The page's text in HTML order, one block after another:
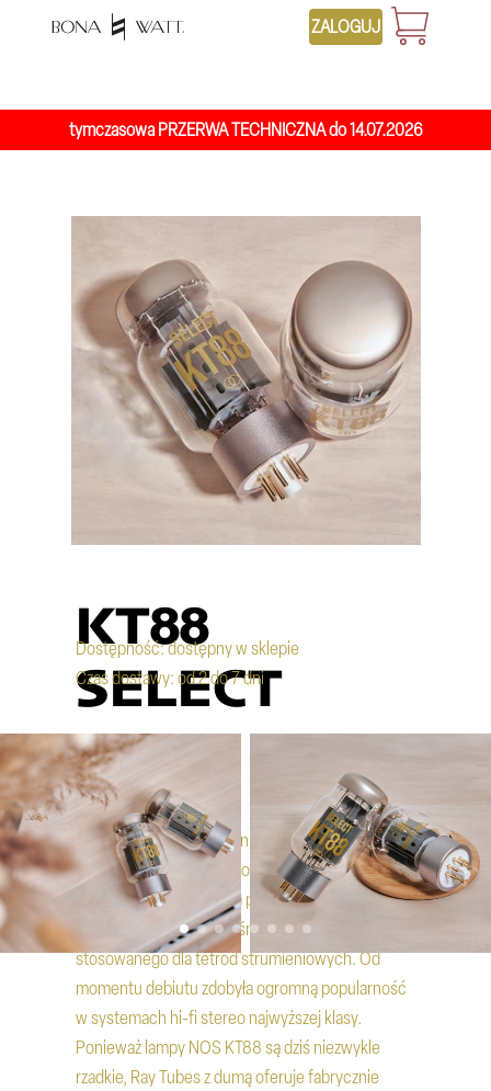
PRZERWA TECHNICZNA do
ZALOGUJ
Dostępność: dostępny w sklepie
Czas dostawy: od 2 do 7 dni
KT88 to tetroda strumieniowa wprowadzona na
rynek w 1956 roku jako rozwinięcie mniejszego
modelu KT66. Jej nazwa pochodzi od określenia
kinkless tetrode – wcześniejszego terminu
stosowanego dla tetrod strumieniowych. Od
momentu debiutu zdobyła ogromną popularność
w systemach hi-fi stereo najwyższej klasy.
Ponieważ lampy NOS KT88 są dziś niezwykle
rzadkie, Ray Tubes z dumą oferuje fabrycznie
403,00 PLN
KT88
SELECT